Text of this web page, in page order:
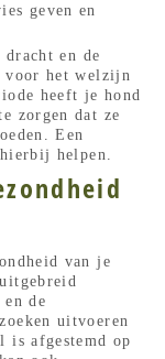
geven en
en de
voor het welzijn
heeft je hond
zorgen dat ze
Een
helpen.
van je
de
uitvoeren
is afgestemd op